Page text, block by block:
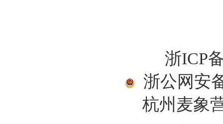
浙ICP
浙公网安
杭州麦象